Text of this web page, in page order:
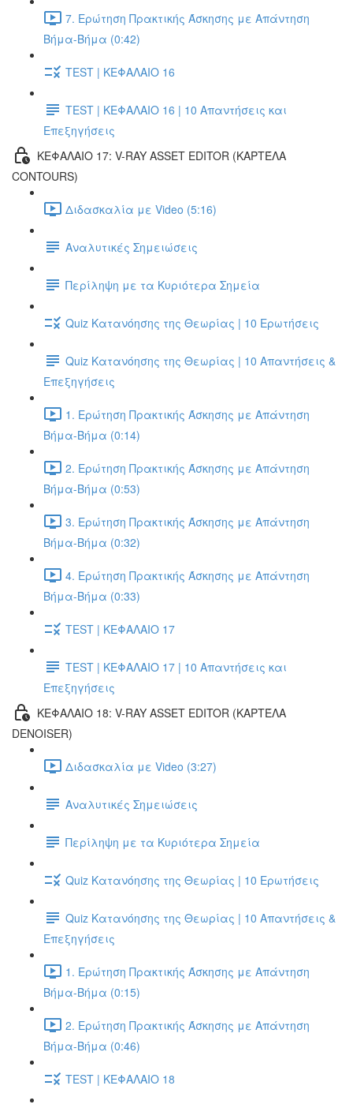
7. Ερώτηση Πρακτικής Άσκησης με Απάντηση
Βήμα-Βήμα (0:42)
TEST | ΚΕΦΑΛΑΙΟ 16
TEST | ΚΕΦΑΛΑΙΟ 16 | 10 Απαντήσεις και
Επεξηγήσεις
ΚΕΦΑΛΑΙΟ 17: V-RAY ASSET EDITOR (ΚΑΡΤΈΛΑ
CONTOURS)
Διδασκαλία με Video (5:16)
Αναλυτικές Σημειώσεις
Περίληψη με τα Κυριότερα Σημεία
Quiz Κατανόησης της Θεωρίας | 10 Ερωτήσεις
Quiz Κατανόησης της Θεωρίας | 10 Απαντήσεις &
Επεξηγήσεις
1. Ερώτηση Πρακτικής Άσκησης με Απάντηση
Βήμα-Βήμα (0:14)
2. Ερώτηση Πρακτικής Άσκησης με Απάντηση
Βήμα-Βήμα (0:53)
3. Ερώτηση Πρακτικής Άσκησης με Απάντηση
Βήμα-Βήμα (0:32)
4. Ερώτηση Πρακτικής Άσκησης με Απάντηση
Βήμα-Βήμα (0:33)
TEST | ΚΕΦΑΛΑΙΟ 17
TEST | ΚΕΦΑΛΑΙΟ 17 | 10 Απαντήσεις και
Επεξηγήσεις
ΚΕΦΑΛΑΙΟ 18: V-RAY ASSET EDITOR (ΚΑΡΤΈΛΑ
DENOISER)
Διδασκαλία με Video (3:27)
Αναλυτικές Σημειώσεις
Περίληψη με τα Κυριότερα Σημεία
Quiz Κατανόησης της Θεωρίας | 10 Ερωτήσεις
Quiz Κατανόησης της Θεωρίας | 10 Απαντήσεις &
Επεξηγήσεις
1. Ερώτηση Πρακτικής Άσκησης με Απάντηση
Βήμα-Βήμα (0:15)
2. Ερώτηση Πρακτικής Άσκησης με Απάντηση
Βήμα-Βήμα (0:46)
TEST | ΚΕΦΑΛΑΙΟ 18